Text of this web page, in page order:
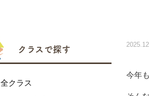
クラスで探す
全クラス
今年